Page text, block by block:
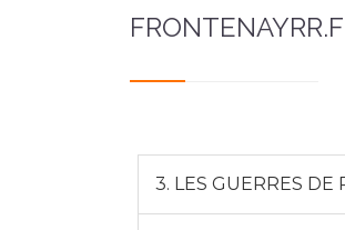
3. LES GUERRES DE